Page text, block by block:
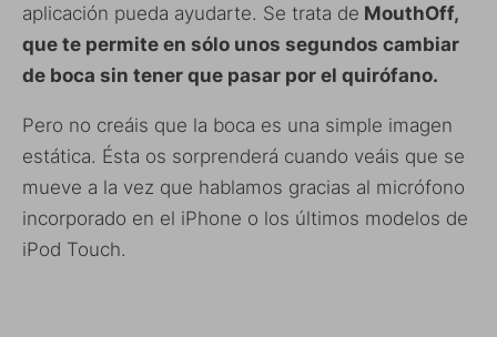
aplicación pueda ayudarte. Se trata de MouthOff,
que te permite en sólo unos segundos cambiar
de boca sin tener que pasar por el quirófano.
Pero no creáis que la boca es una simple imagen
estática. Ésta os sorprenderá cuando veáis que se
mueve a la vez que hablamos gracias al micrófono
incorporado en el iPhone o los últimos modelos de
iPod Touch.